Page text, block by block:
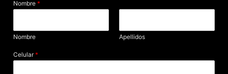
Nombre *
Nombre Apellidos
Celular*